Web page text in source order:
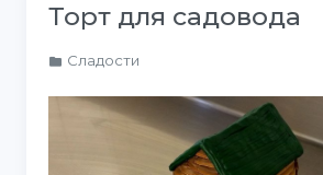
Торт для садовода
Сладости